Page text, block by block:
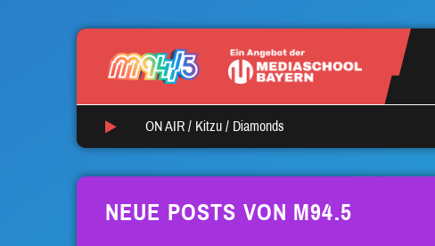
ON AIR / Kitzu / Diamonds
NEUE POSTS VON M94.5